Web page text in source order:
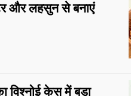
और लहसुन से बनाएं
विश्नोई केस में बड़ा